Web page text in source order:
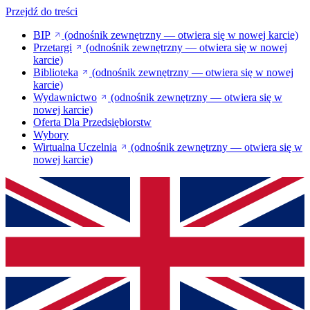
Przejdź do treści
BIP
(odnośnik zewnętrzny — otwiera się w nowej karcie)
Przetargi
(odnośnik zewnętrzny — otwiera się w nowej
karcie)
Biblioteka
(odnośnik zewnętrzny — otwiera się w nowej
karcie)
Wydawnictwo
(odnośnik zewnętrzny — otwiera się w
nowej karcie)
Oferta Dla Przedsiębiorstw
Wybory
Wirtualna Uczelnia
(odnośnik zewnętrzny — otwiera się w
nowej karcie)